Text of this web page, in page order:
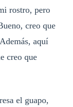
rostro, pero
creo que
aquí
creo que
el guapo,